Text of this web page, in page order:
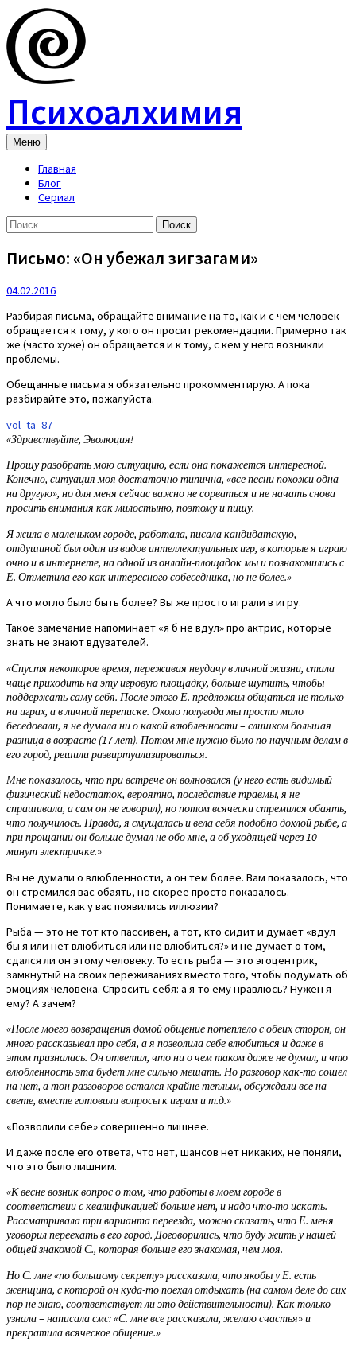
Skip
to
content
Психоалхимия
Меню
Главная
Блог
Сериал
Найти:
Письмо: «Он убежал зигзагами»
04.02.2016
Разбирая письма, обращайте внимание на то, как и с чем человек
обращается к тому, у кого он просит рекомендации. Примерно так
же (часто хуже) он обращается и к тому, с кем у него возникли
проблемы.
Обещанные письма я обязательно прокомментирую. А пока
разбирайте это, пожалуйста.
vol_ta_87
«Здравствуйте, Эволюция!
Прошу разобрать мою ситуацию, если она покажется интересной.
Конечно, ситуация моя достаточно типична, «все песни похожи одна
на другую», но для меня сейчас важно не сорваться и не начать снова
просить внимания как милостыню, поэтому и пишу.
Я жила в маленьком городе, работала, писала кандидатскую,
отдушиной был один из видов интеллектуальных игр, в которые я играю
очно и в интернете, на одной из онлайн-площадок мы и познакомились с
Е. Отметила его как интересного собеседника, но не более.»
А что могло было быть более? Вы же просто играли в игру.
Такое замечание напоминает «я б не вдул» про актрис, которые
знать не знают вдувателей.
«Спустя некоторое время, переживая неудачу в личной жизни, стала
чаще приходить на эту игровую площадку, больше шутить, чтобы
поддержать саму себя. После этого Е. предложил общаться не только
на играх, а в личной переписке. Около полугода мы просто мило
беседовали, я не думала ни о какой влюбленности – слишком большая
разница в возрасте (17 лет). Потом мне нужно было по научным делам в
его город, решили развиртуализироваться.
Мне показалось, что при встрече он волновался (у него есть видимый
физический недостаток, вероятно, последствие травмы, я не
спрашивала, а сам он не говорил), но потом всячески стремился обаять,
что получилось. Правда, я смущалась и вела себя подобно дохлой рыбе, а
при прощании он больше думал не обо мне, а об уходящей через 10
минут электричке.»
Вы не думали о влюбленности, а он тем более. Вам показалось, что
он стремился вас обаять, но скорее просто показалось.
Понимаете, как у вас появились иллюзии?
Рыба — это не тот кто пассивен, а тот, кто сидит и думает «вдул
бы я или нет влюбиться или не влюбиться?» и не думает о том,
сдался ли он этому человеку. То есть рыба — это эгоцентрик,
замкнутый на своих переживаниях вместо того, чтобы подумать об
эмоциях человека. Спросить себя: а я-то ему нравлюсь? Нужен я
ему? А зачем?
«После моего возвращения домой общение потеплело с обеих сторон, он
много рассказывал про себя, а я позволила себе влюбиться и даже в
этом призналась. Он ответил, что ни о чем таком даже не думал, и что
влюбленность эта будет мне сильно мешать. Но разговор как-то сошел
на нет, а тон разговоров остался крайне теплым, обсуждали все на
свете, вместе готовили вопросы к играм и т.д.»
«Позволили себе» совершенно лишнее.
И даже после его ответа, что нет, шансов нет никаких, не поняли,
что это было лишним.
«К весне возник вопрос о том, что работы в моем городе в
соответствии с квалификацией больше нет, и надо что-то искать.
Рассматривала три варианта переезда, можно сказать, что Е. меня
уговорил переехать в его город. Договорились, что буду жить у нашей
общей знакомой С., которая больше его знакомая, чем моя.
Но С. мне «по большому секрету» рассказала, что якобы у Е. есть
женщина, с которой он куда-то поехал отдыхать (на самом деле до сих
пор не знаю, соответствует ли это действительности). Как только
узнала – написала смс: «С. мне все рассказала, желаю счастья» и
прекратила всяческое общение.»